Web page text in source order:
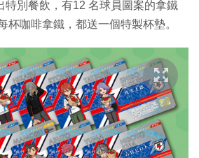
特別餐飲，有12 名球員圖案的拿鐵
杯咖啡拿鐵，都送一個特製杯墊。